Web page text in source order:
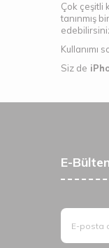
Çok çeşitli
tanınmış
Kullanımı
Siz de
E-